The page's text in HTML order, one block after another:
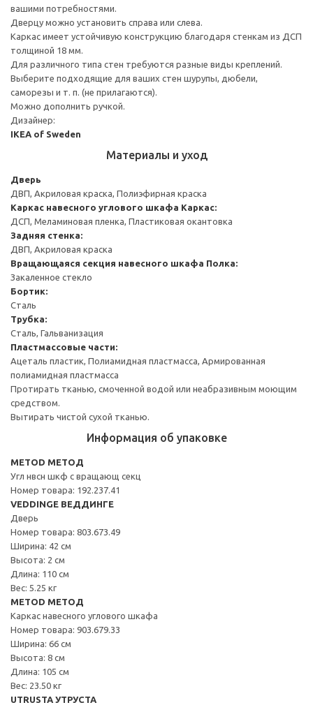
вашими потребностями.
Дверцу можно установить справа или слева.
Каркас имеет устойчивую конструкцию благодаря стенкам из ДСП
толщиной 18 мм.
Для различного типа стен требуются разные виды креплений.
Выберите подходящие для ваших стен шурупы, дюбели,
саморезы и т. п. (не прилагаются).
Можно дополнить ручкой.
Дизайнер:
IKEA of Sweden
Материалы и уход
Дверь
ДВП, Акриловая краска, Полиэфирная краска
Каркас навесного углового шкафа Каркас:
ДСП, Меламиновая пленка, Пластиковая окантовка
Задняя стенка:
ДВП, Акриловая краска
Вращающаяся секция навесного шкафа Полка:
Закаленное стекло
Бортик:
Сталь
Трубка:
Сталь, Гальванизация
Пластмассовые части:
Ацеталь пластик, Полиамидная пластмасса, Армированная
полиамидная пластмасса
Протирать тканью, смоченной водой или неабразивным моющим
средством.
Вытирать чистой сухой тканью.
Информация об упаковке
METOD МЕТОД
Угл нвсн шкф с вращающ секц
Номер товара: 192.237.41
VEDDINGE ВЕДДИНГЕ
Дверь
Номер товара: 803.673.49
Ширина: 42 см
Высота: 2 см
Длина: 110 см
Вес: 5.25 кг
METOD МЕТОД
Каркас навесного углового шкафа
Номер товара: 903.679.33
Ширина: 66 см
Высота: 8 см
Длина: 105 см
Вес: 23.50 кг
UTRUSTA УТРУСТА